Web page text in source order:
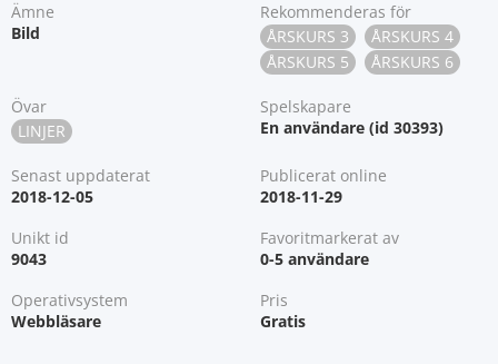
Ämne
Bild
Rekommenderas för
ÅRSKURS 3
ÅRSKURS 4
ÅRSKURS 5
ÅRSKURS 6
Övar
LINJER
Spelskapare
En användare (id 30393)
Senast uppdaterat
2018-12-05
Publicerat online
2018-11-29
Unikt id
9043
Favoritmarkerat av
0-5 användare
Operativsystem
Webbläsare
Pris
Gratis